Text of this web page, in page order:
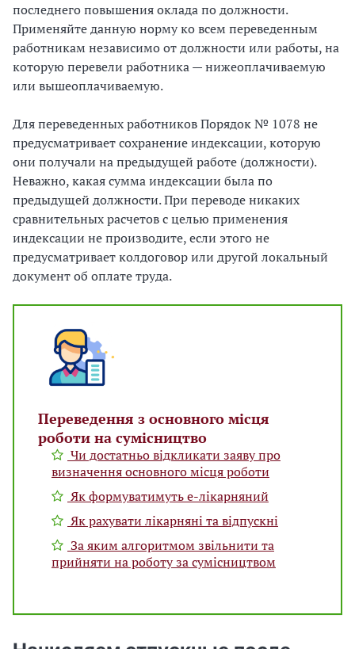
последнего повышения оклада по должности.
Применяйте данную норму ко всем переведенным
работникам независимо от должности или работы, на
которую перевели работника — нижеоплачиваемую
или вышеоплачиваемую.
Для переведенных работников Порядок № 1078 не
предусматривает сохранение индексации, которую
они получали на предыдущей работе (должности).
Неважно, какая сумма индексации была по
предыдущей должности. При переводе никаких
сравнительных расчетов с целью применения
индексации не производите, если этого не
предусматривает колдоговор или другой локальный
документ об оплате труда.
Переведення з основного місця
роботи на сумісництво
Чи достатньо відкликати заяву про
визначення основного місця роботи
Як формуватимуть е-лікарняний
Як рахувати лікарняні та відпускні
За яким алгоритмом звільнити та
прийняти на роботу за сумісництвом